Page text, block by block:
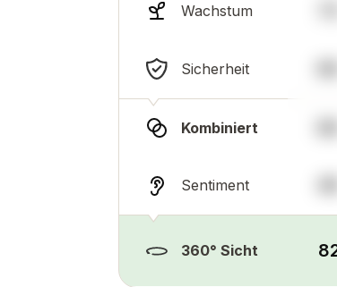
Wachstum
Sicherheit
Kombiniert
Sentiment
360° Sicht